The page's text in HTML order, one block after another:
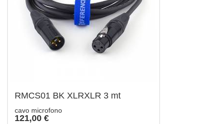
RMCS01 BK XLRXLR 3 mt
cavo microfono
121,00 €